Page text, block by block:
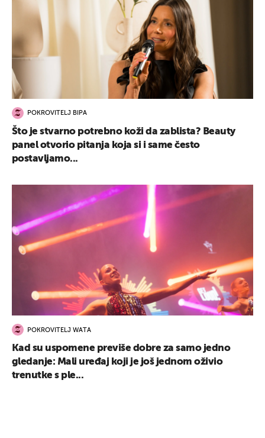
POKROVITELJ BIPA
Što je stvarno potrebno koži da zablista? Beauty
panel otvorio pitanja koja si i same često
postavljamo...
POKROVITELJ WATA
Kad su uspomene previše dobre za samo jedno
gledanje: Mali uređaj koji je još jednom oživio
trenutke s ple...